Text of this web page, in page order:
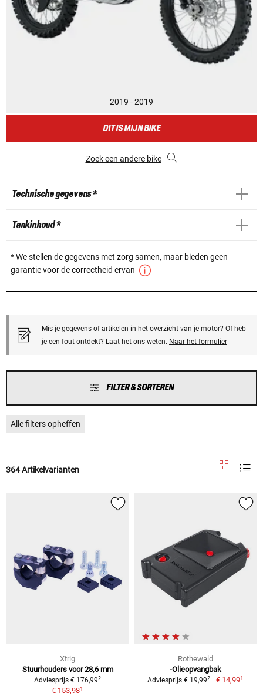
2019 - 2019
DIT IS MIJN BIKE
Zoek een andere bike
Technische gegevens *
Tankinhoud *
* We stellen de gegevens met zorg samen, maar bieden geen
garantie voor de correctheid ervan
Mis je gegevens of artikelen in het overzicht van je motor? Of heb
je een fout ontdekt? Laat het ons weten. Naar het formulier
FILTER & SORTEREN
Alle filters opheffen
364 Artikelvarianten
Xtrig
Stuurhouders voor 28,6 mm
Adviesprijs € 176,992
€ 153,981
Rothewald
-Olieopvangbak
Adviesprijs € 19,992 € 14,991